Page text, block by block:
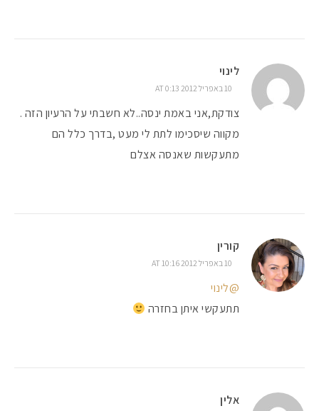
לינוי
10 באפריל 2012 AT 0:13
צודקת,אני באמת ינסה..לא חשבתי על הרעיון הזה .
מקווה שיסכימו לתת לי מעט ,בדרך כלל הם
מתעקשות שאנסה אצלם
קורין
10 באפריל 2012 AT 10:16
@לינוי
תתעקשי איתן בחזרה
אלין